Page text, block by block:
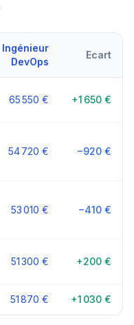
Ingénieur
DevOps
Ecart
65 550 € +1 650 €
54 720 € −920 €
53 010 € −410 €
51 300 € +200 €
51 870 € +1 030 €